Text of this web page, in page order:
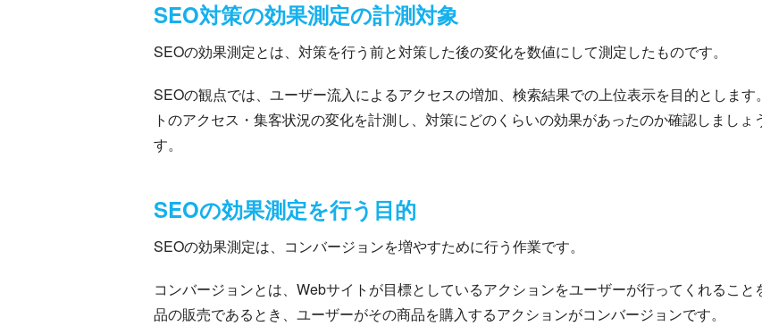
SEO対策の効果測定の計測対象
SEOの効果測定とは、対策を行う前と対策した後の変化を数値にして測定したものです。
SEOの観点では、ユーザー流入によるアクセスの増加、検索結果での上位表示を目的としま
トのアクセス・集客状況の変化を計測し、対策にどのくらいの効果があったのか確認しまし
す。
SEOの効果測定を行う目的
SEOの効果測定は、コンバージョンを増やすために行う作業です。
コンバージョンとは、Webサイトが目標としているアクションをユーザーが行ってくれるこ
品の販売であるとき、ユーザーがその商品を購入するアクションがコンバージョンです。